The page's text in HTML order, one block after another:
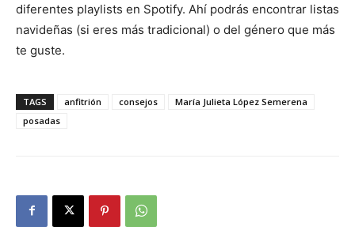
diferentes playlists en Spotify. Ahí podrás encontrar listas
navideñas (si eres más tradicional) o del género que más
te guste.
TAGS anfitrión consejos
María Julieta López Semerena
posadas